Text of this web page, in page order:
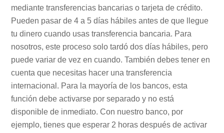
mediante transferencias bancarias o tarjeta de crédito.
Pueden pasar de 4 a 5 días hábiles antes de que llegue
tu dinero cuando usas transferencia bancaria. Para
nosotros, este proceso solo tardó dos días hábiles, pero
puede variar de vez en cuando. También debes tener en
cuenta que necesitas hacer una transferencia
internacional. Para la mayoría de los bancos, esta
función debe activarse por separado y no está
disponible de inmediato. Con nuestro banco, por
ejemplo, tienes que esperar 2 horas después de activar